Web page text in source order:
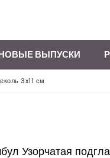
ВЫПУСКИ
3x11 см
Узорчатая